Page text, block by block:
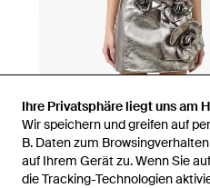
Ihre Privatsphäre liegt uns am
Wir speichern und greifen auf
B. Daten zum
auf Ihrem Gerät zu. Wenn Sie
die Tracking-Technologien